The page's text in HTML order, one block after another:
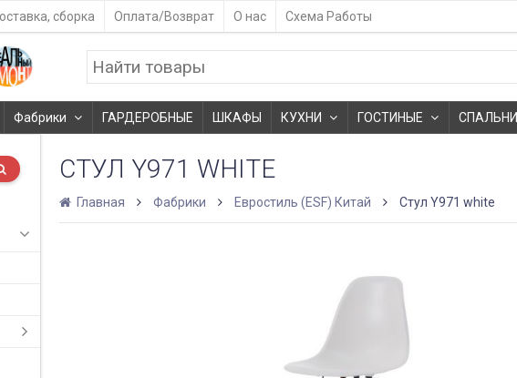
сборка Оплата/Возврат О нас Схема Работы
Фабрики ГАРДЕРОБНЫЕ ШКАФЫ КУХНИ ГОСТИНЫЕ СПАЛЬНИ
СТУЛ Y971 WHITE
Главная Фабрики Евростиль (ESF) Китай Стул Y971 white